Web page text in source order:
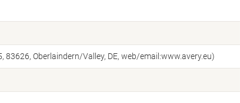
Oberlaindern/Valley, DE, web/email:www.avery.eu)